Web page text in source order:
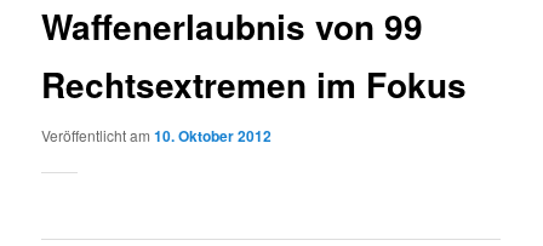
Waffenerlaubnis von 99
Rechtsextremen im Fokus
Veröffentlicht am10. Oktober 2012